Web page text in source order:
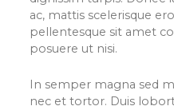
ac, mattis scelerisque
pellentesque sit amet
posuere ut nisi.
In semper magna sed
nec et tortor. Duis